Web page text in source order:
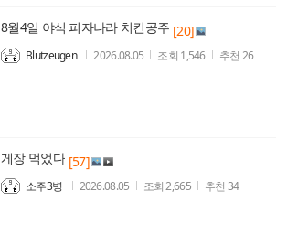
8월4일 야식 피자나라 치킨공주 [20]
Blutzeugen 2026.08.05 조회 1,546 추천 26
게장 먹었다 [57]
소주3병 2026.08.05 조회2,665 추천 34